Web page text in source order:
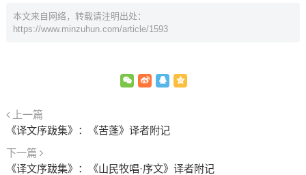
本文来自网络，转载请注明出处：
https://www.minzuhun.com/article/1593
上一篇
《译文序跋集》：《苦蓬》译者附记
下一篇
《译文序跋集》：《山民牧唱·序文》译者附记